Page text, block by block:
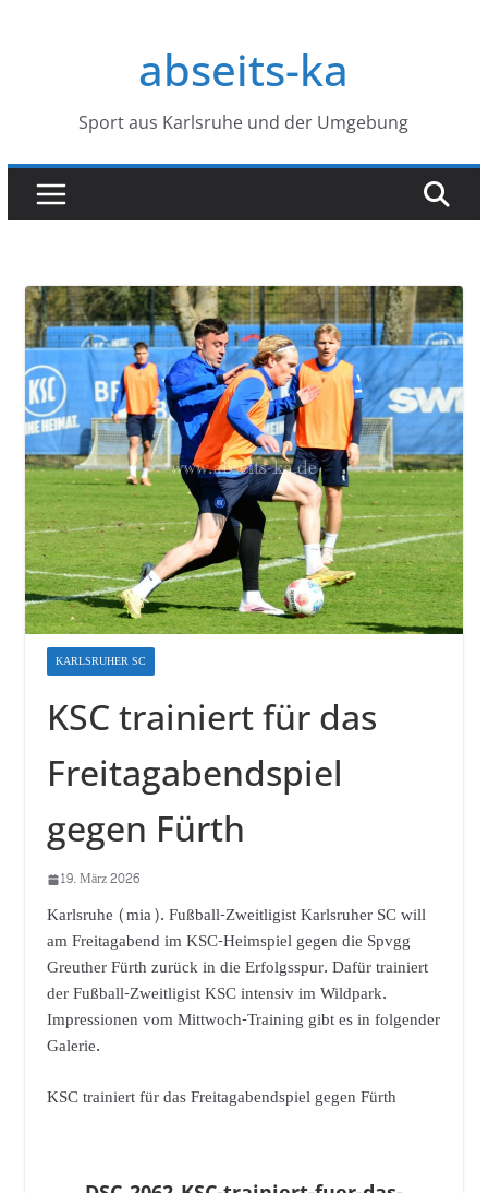
abseits-ka
Sport aus Karlsruhe und der Umgebung
KARLSRUHER SC
KSC trainiert für das
Freitagabendspiel
gegen Fürth
19. März 2026
Karlsruhe (mia). Fußball-Zweitligist Karlsruher SC will
am Freitagabend im KSC-Heimspiel gegen die Spvgg
Greuther Fürth zurück in die Erfolgsspur. Dafür trainiert
der Fußball-Zweitligist KSC intensiv im Wildpark.
Impressionen vom Mittwoch-Training gibt es in folgender
Galerie.
KSC trainiert für das Freitagabendspiel gegen Fürth